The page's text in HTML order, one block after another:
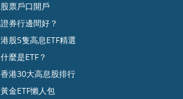
股票戶口開戶
證券行邊間好？
港股5隻高息ETF精選
什麼是ETF？
香港30大高息股排行
黃金ETF懶人包